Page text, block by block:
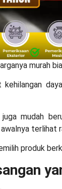
murah
kehilangan
mudah
terlihat
produk